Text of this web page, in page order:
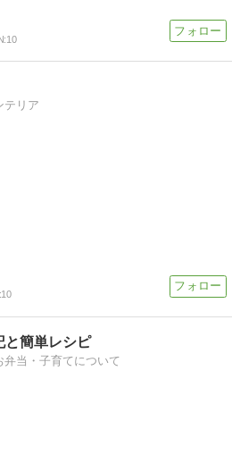
10
テリア
10
と簡単レシピ
当・子育てについて